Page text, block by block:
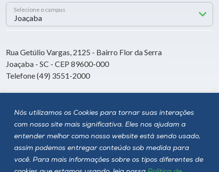
Nós utilizamos os Cookies para tornar suas interações
com nosso site mais significativa. Eles nos ajudam a
entender melhor como nosso website está sendo usado,
assim podemos entregar conteúdo sob medida para
você. Para mais informações sobre os tipos diferentes de
Selecione o campus
Rua Getúlio Vargas, 2125 - Bairro Flor da Serra
Joaçaba - SC - CEP 89600-000
Telefone (49) 3551-2000
Siga a Unoesc